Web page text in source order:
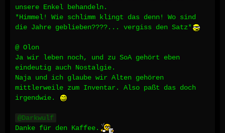
unsere Enkel behandeln.
*Himmel! Wie schlimm klingt das denn! Wo sind
die Jahre geblieben????... vergiss den Satz*
@ Olon
Ja wir leben noch, und zu SoA gehört eben
eindeutig auch Nostalgie.
Naja und ich glaube wir Alten gehören
mittlerweile zum Inventar. Also paßt das doch
irgendwie.
Darkwulf
Danke für den Kaffee.